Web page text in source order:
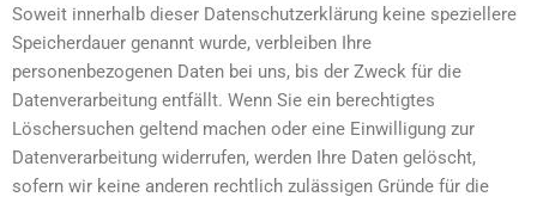
Soweit innerhalb dieser Datenschutzerklärung keine speziellere
Speicherdauer genannt wurde, verbleiben Ihre
personenbezogenen Daten bei uns, bis der Zweck für die
Datenverarbeitung entfällt. Wenn Sie ein berechtigtes
Löschersuchen geltend machen oder eine Einwilligung zur
Datenverarbeitung widerrufen, werden Ihre Daten gelöscht,
sofern wir keine anderen rechtlich zulässigen Gründe für die